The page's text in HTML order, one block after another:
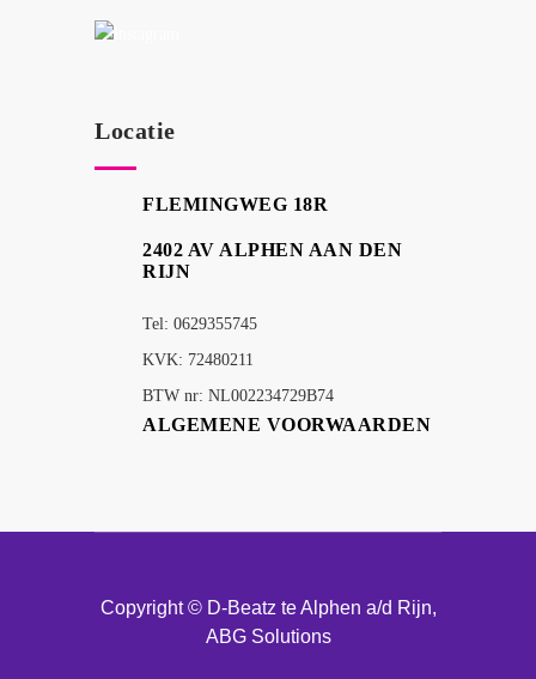
Locatie
FLEMINGWEG 18R
2402 AV ALPHEN AAN DEN
RIJN
Tel: 0629355745
KVK: 72480211
BTW nr: NL002234729B74
ALGEMENE VOORWAARDEN
Copyright © D-Beatz te Alphen a/d Rijn,
ABG Solutions